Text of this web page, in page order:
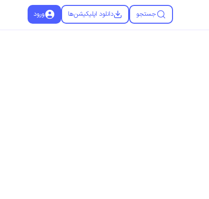
جستجو دانلود اپلیکیشن‌ها ورود